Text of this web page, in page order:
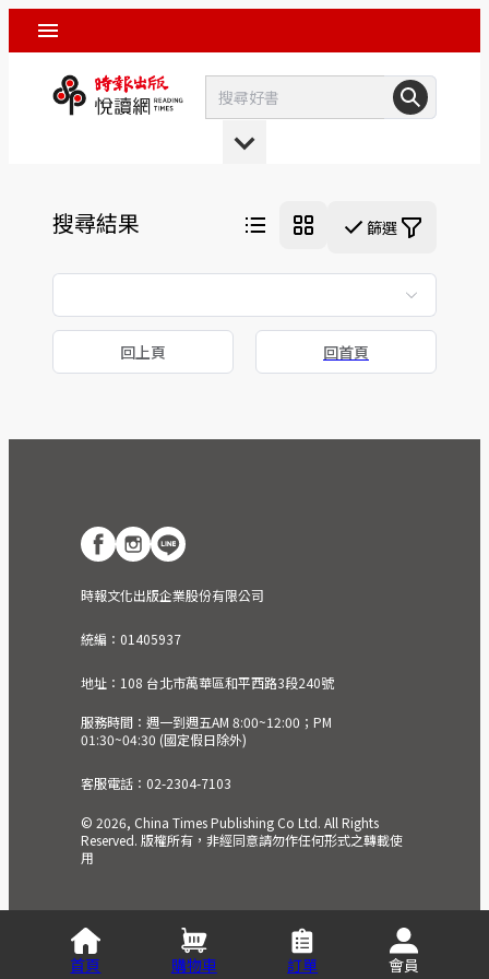
搜尋結果 篩選
回上頁 回首頁
時報文化出版企業股份有限公司
統編：01405937
地址：108 台北市萬華區和平西路3段240號
服務時間：週一到週五AM 8:00~12:00；PM
01:30~04:30 (國定假日除外)
客服電話：02-2304-7103
© 2026, China Times Publishing Co Ltd. All Rights
Reserved. 版權所有，非經同意請勿作任何形式之轉載使
用
首頁 購物車 訂單 會員